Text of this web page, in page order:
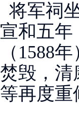
将军祠
宣和五年
（1588
焚毁，清
等再度重